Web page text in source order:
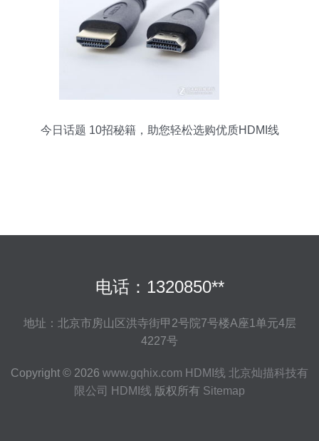
今日话题 10招秘籍，助您轻松选购优质HDMI线
电话：1320850**
地址：北京市房山区洪寺街甲2号院7号楼A座1单元4层
4227号
Copyright © 2026 www.gqhix.com HDMI线 北京灿描科技有
限公司
HDMI线 版权所有 Sitemap